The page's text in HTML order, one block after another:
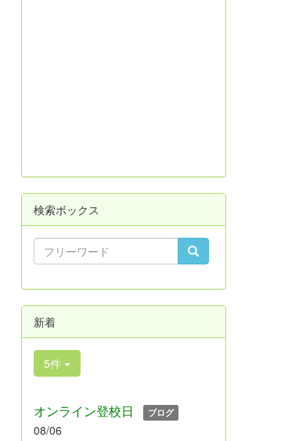
検索ボックス
新着
5件
オンライン登校日 ブログ
08/06